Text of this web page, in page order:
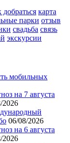
добраться карта
парки отзыв
свадьба связь
экскурсии
мобильных
на 7 августа
2026
06/08/2026
на 6 августа
2026